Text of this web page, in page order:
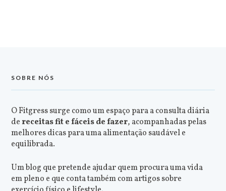
SOBRE NÓS
O Fitgress surge como um espaço para a consulta diária
dereceitas fit e fáceis de fazer, acompanhadas pelas
melhores dicas para uma alimentação saudável e
equilibrada.
Um blog que pretende ajudar quem procura uma vida
em pleno e que conta também com artigos sobre